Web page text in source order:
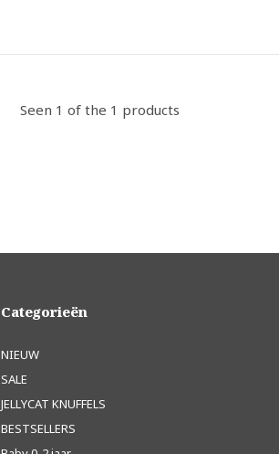
Seen 1 of the 1 products
Categorieën
NIEUW
SALE
JELLYCAT KNUFFELS
BESTSELLERS